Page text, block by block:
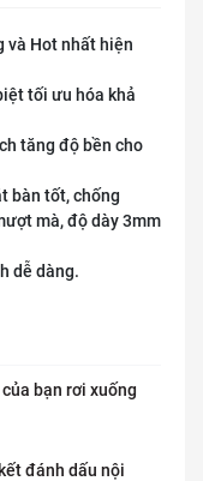
và Hot nhất hiện
tối ưu hóa khả
tăng độ bền cho
bàn tốt, chống
mà, độ dày 3mm
dễ dàng.
bạn rơi xuống
đánh dấu nội